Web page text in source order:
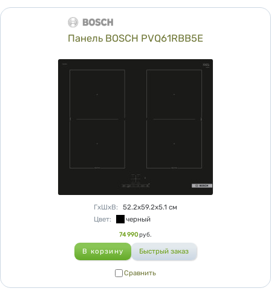
Панель BOSCH PVQ61RBB5E
Характеристики
ГхШхВ: 52.2х59.2х5.1 см
Цвет: черный
74 990руб.
Сравнить